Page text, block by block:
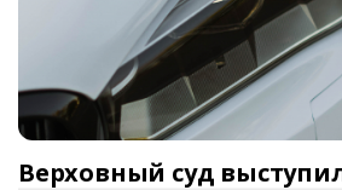
Верховный суд